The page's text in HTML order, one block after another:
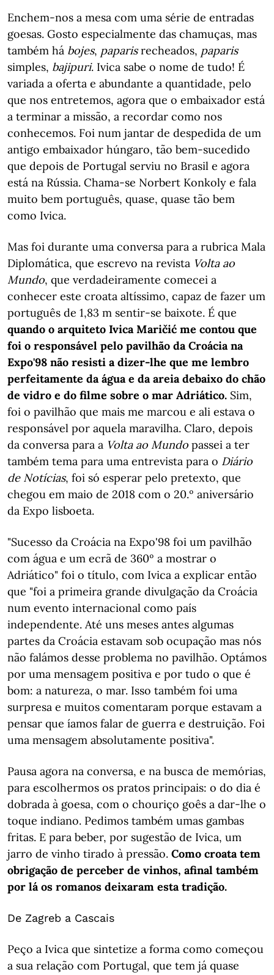
Enchem-nos a mesa com uma série de entradas
goesas. Gosto especialmente das chamuças, mas
também há bojes, paparisrecheados, paparis
simples, bajipuri. Ivica sabe o nome de tudo! É
variada a oferta e abundante a quantidade, pelo
que nos entretemos, agora que o embaixador está
a terminar a missão, a recordar como nos
conhecemos. Foi num jantar de despedida de um
antigo embaixador húngaro, tão bem-sucedido
que depois de Portugal serviu no Brasil e agora
está na Rússia. Chama-se Norbert Konkoly e fala
muito bem português, quase, quase tão bem
como Ivica.
Mas foi durante uma conversa para a rubrica Mala
Diplomática, que escrevo na revista Volta ao
Mundo, que verdadeiramente comecei a
conhecer este croata altíssimo, capaz de fazer um
português de 1,83 m sentir-se baixote. É que
quando o arquiteto Ivica Maričić me contou que
foi o responsável pelo pavilhão da Croácia na
Expo'98 não resisti a dizer-lhe que me lembro
perfeitamente da água e da areia debaixo do chão
de vidro e do filme sobre o mar Adriático. Sim,
foi o pavilhão que mais me marcou e ali estava o
responsável por aquela maravilha. Claro, depois
da conversa para a Volta ao Mundo passei a ter
também tema para uma entrevista para o Diário
de Notícias, foi só esperar pelo pretexto, que
chegou em maio de 2018 com o 20.º aniversário
da Expo lisboeta.
"Sucesso da Croácia na Expo'98 foi um pavilhão
com água e um ecrã de 360º a mostrar o
Adriático" foi o título, com Ivica a explicar então
que "foi a primeira grande divulgação da Croácia
num evento internacional como país
independente. Até uns meses antes algumas
partes da Croácia estavam sob ocupação mas nós
não falámos desse problema no pavilhão. Optámos
por uma mensagem positiva e por tudo o que é
bom: a natureza, o mar. Isso também foi uma
surpresa e muitos comentaram porque estavam a
pensar que íamos falar de guerra e destruição. Foi
uma mensagem absolutamente positiva".
Pausa agora na conversa, e na busca de memórias,
para escolhermos os pratos principais: o do dia é
dobrada à goesa, com o chouriço goês a dar-lhe o
toque indiano. Pedimos também umas gambas
fritas. E para beber, por sugestão de Ivica, um
jarro de vinho tirado à pressão. Como croata tem
obrigação de perceber de vinhos, afinal também
por lá os romanos deixaram esta tradição.
De Zagreb a Cascais
Peço a Ivica que sintetize a forma como começou
a sua relação com Portugal, que tem já quase